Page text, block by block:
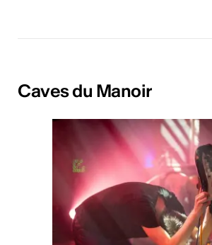
Caves du Manoir